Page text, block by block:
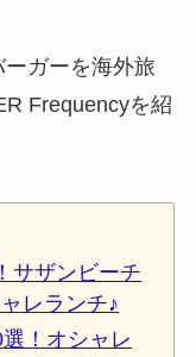
ガーを海外旅
Frequencyを紹
サザンビーチ
レランチ♪
！オシャレ